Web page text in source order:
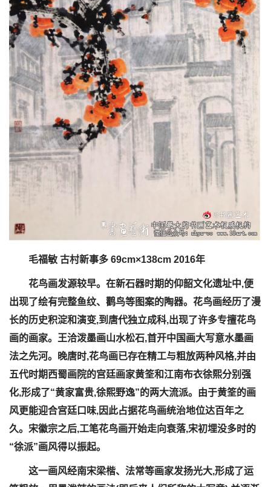
毛福敏 古村新事多 69cm×138cm 2016年
花鸟画发源较早。在新石器时期的仰韶文化遗址中,便
出现了绘有完整鱼纹、鹳鸟等图案的陶器。花鸟画经历了漫
长的历史积淀和演变,到唐代独立成科,出现了许多专擅花鸟
画的画家。王洽泼墨画山水松石,首开中国画大写意水墨画
法之先河。晚唐时,花鸟画已存在精工与粗放两种风格,并由
五代时期西蜀画院的宫廷画家黄筌和江南布衣徐熙分别强
化,形成了“黄家富贵,徐熙野逸”的两大流派。由于黄筌的画
风更能迎合宫廷口味,因此占据花鸟画统治地位达百年之
久。宋徽宗之后,工笔花鸟画开始走向衰落,宋初埋没多时的
“徐派”画风得以振起。
这一画风经南宋梁楷、法常等画家发扬光大,形成了运